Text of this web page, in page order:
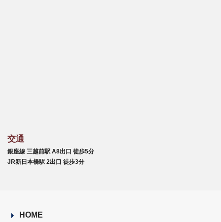
交通
銀座線 三越前駅 A8出口 徒歩5分
JR新日本橋駅 2出口 徒歩3分
HOME